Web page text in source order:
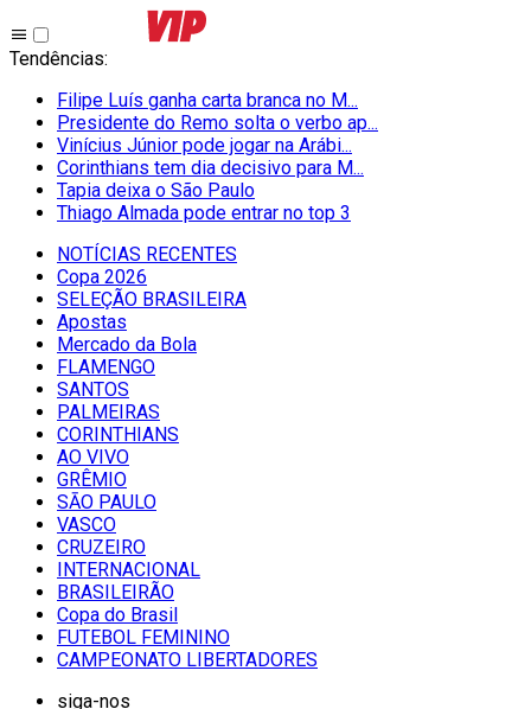
Tendências:
Filipe Luís ganha carta branca no M...
Presidente do Remo solta o verbo ap...
Vinícius Júnior pode jogar na Arábi...
Corinthians tem dia decisivo para M...
Tapia deixa o São Paulo
Thiago Almada pode entrar no top 3
NOTÍCIAS RECENTES
Copa 2026
SELEÇÃO BRASILEIRA
Apostas
Mercado da Bola
FLAMENGO
SANTOS
PALMEIRAS
CORINTHIANS
AO VIVO
GRÊMIO
SĀO PAULO
VASCO
CRUZEIRO
INTERNACIONAL
BRASILEIRÃO
Copa do Brasil
FUTEBOL FEMININO
CAMPEONATO LIBERTADORES
siga-nos